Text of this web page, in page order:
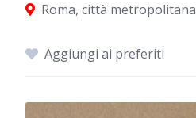
Aggiungi ai preferiti